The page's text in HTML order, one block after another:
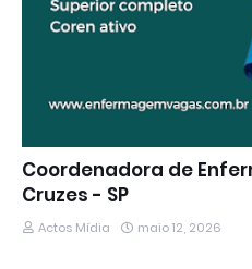
Coordenadora de
Cruzes - SP
Actos Mídia maio 12, 2026